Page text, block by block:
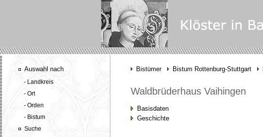
Auswahl nach
- Landkreis
- Ort
- Orden
- Bistum
Suche
Bistümer Bistum Rottenburg-Stuttgart
Waldbrüderhaus Vaihingen
Basisdaten
Geschichte